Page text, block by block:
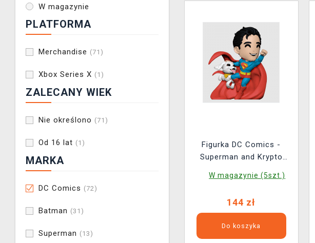
W magazynie
PLATFORMA
Merchandise (71)
Xbox Series X (1)
ZALECANY WIEK
Nie określono (71)
Od 16 lat (1)
MARKA
DC Comics (72)
Batman (31)
Superman (13)
Figurka DC Comics -
Superman and Krypto
W magazynie (5szt.)
144 zł
Do koszyka